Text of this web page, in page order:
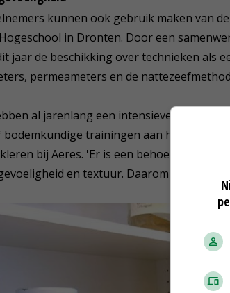
kunnen ook gebruik maken van
in Dronten. Door een
jaar de beschikking over technieken als
permeameters en de
al jarenlang een intensieve
bodemkundige trainingen aan het
bij Aeres. 'Er is een behoefte om
en textuur. Daarom is besloten